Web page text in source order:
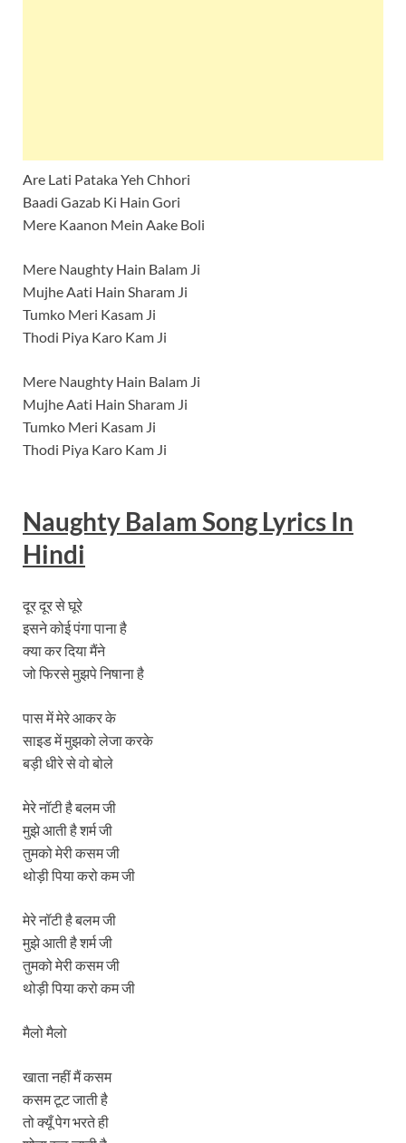
Are Lati Pataka Yeh Chhori
Baadi Gazab Ki Hain Gori
Mere Kaanon Mein Aake Boli
Mere Naughty Hain Balam Ji
Mujhe Aati Hain Sharam Ji
Tumko Meri Kasam Ji
Thodi Piya Karo Kam Ji
Mere Naughty Hain Balam Ji
Mujhe Aati Hain Sharam Ji
Tumko Meri Kasam Ji
Thodi Piya Karo Kam Ji
Naughty Balam Song Lyrics In
Hindi
दूर दूर से घूरे
इसने कोई पंगा पाना है
क्या कर दिया मैंने
जो फिरसे मुझपे निषाना है
पास में मेरे आकर के
साइड में मुझको लेजा करके
बड़ी धीरे से वो बोले
मेरे नॉटी है बलम जी
मुझे आती है शर्म जी
तुमको मेरी कसम जी
थोड़ी पिया करो कम जी
मेरे नॉटी है बलम जी
मुझे आती है शर्म जी
तुमको मेरी कसम जी
थोड़ी पिया करो कम जी
मैलो मैलो
खाता नहीं मैं कसम
कसम टूट जाती है
तो क्यूँ पेग भरते ही